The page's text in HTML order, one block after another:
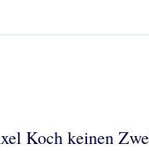
Koch keinen